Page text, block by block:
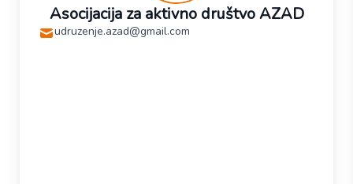
Asocijacija za aktivno društvo AZAD
udruzenje.azad@gmail.com